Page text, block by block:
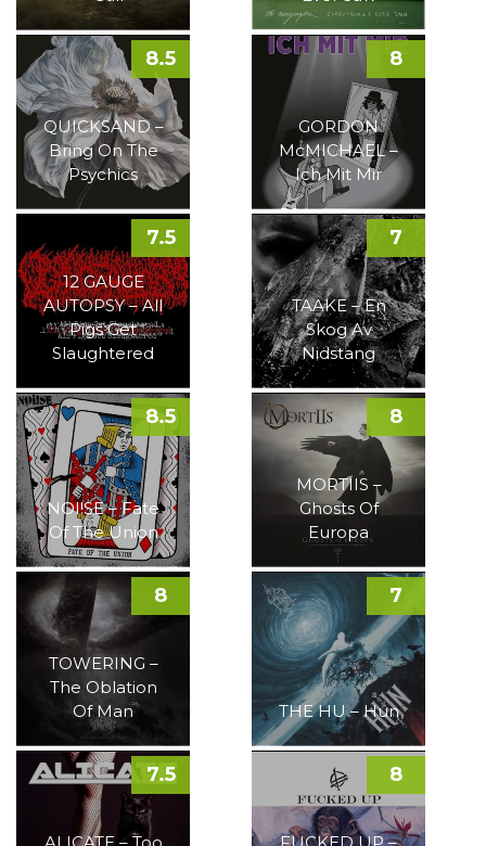
QUICKSAND –
Bring On The
Psychics
8.5
GORDON
McMICHAEL –
Ich Mit Mir
8
12 GAUGE
AUTOPSY – All
Pigs Get
Slaughtered
7.5
TAAKE – En
Skog Av
Nidstang
7
NOI!SE – Fate
Of The Union
8.5
MORTIIS –
Ghosts Of
Europa
8
TOWERING –
The Oblation
Of Man
8
THE HU – Hun
7
7.5 8